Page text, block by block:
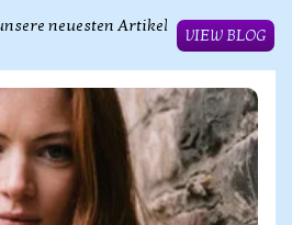
neuesten Artikel
VIEW BLOG